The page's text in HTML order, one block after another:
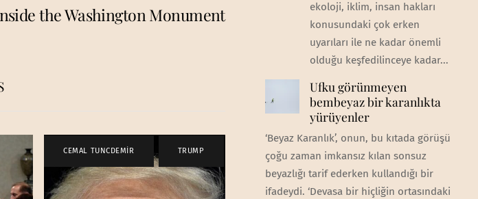
the Washington Monument
CEMAL TUNCDEMİR TRUMP
ekoloji, iklim, insan hakları
konusundaki çok erken
uyarıları ile ne kadar önemli
olduğu keşfedilinceye kadar...
Ufku görünmeyen
bembeyaz bir karanlıkta
yürüyenler
‘Beyaz Karanlık’, onun, bu kıtada görüşü
çoğu zaman imkansız kılan sonsuz
beyazlığı tarif ederken kullandığı bir
ifadeydi. ‘Devasa bir hiçliğin ortasındaki